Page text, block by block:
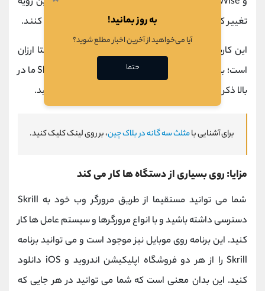
تغییر کرد و کاربران توانستند از کارت های نقدی استفاده کنند.
این کارت به راحتی فعال می ‌شود و استفاده از آن نسبتا ارزان
است؛ با این حال، همانطور که در جدول هزینه ‌های Skrill ما در
بالا ذکر شده است، باید از چند هزینه پیرامون آن آگاه باشید.
برای آشنایی بامثلث سه گانه در بلاک چین، بر روی لینک کلیک کنید.
مزایا: روی بسیاری از دستگاه ‌ها کار می‌ کند
شما می‌ توانید مستقیما از طریق مرورگر وب خود به Skrill
دسترسی داشته باشید و با انواع مرورگرها و سیستم عامل‌ ها کار
کنید. این برنامه روی موبایل نیز موجود است و می ‌توانید برنامه
Skrill را از هر دو فروشگاه اپلیکیشن اندروید و iOS دانلود
کنید. این بدان معنی است که شما می ‌توانید در هر جایی که
به روز بمانید!
آیا می‌خواهید از آخرین اخبار مطلع شوید؟
حتما